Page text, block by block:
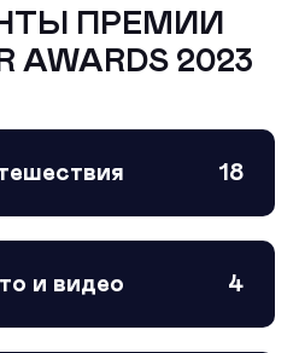
ПРЕМИИ
AWARDS 2023
18
и видео 4